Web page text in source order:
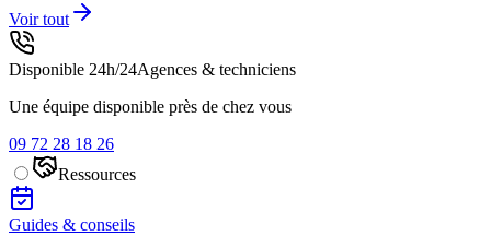
Voir tout
Disponible 24h/24Agences & techniciens
Une équipe disponible près de chez vous
09 72 28 18 26
Ressources
Guides & conseils